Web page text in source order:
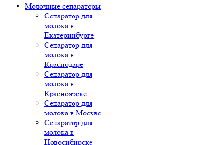
Молочные сепараторы
Сепаратор для
молока в
Екатеринбурге
Сепаратор для
молока в
Краснодаре
Сепаратор для
молока в
Красноярске
Сепаратор для
молока в Москве
Сепаратор для
молока в
Новосибирске